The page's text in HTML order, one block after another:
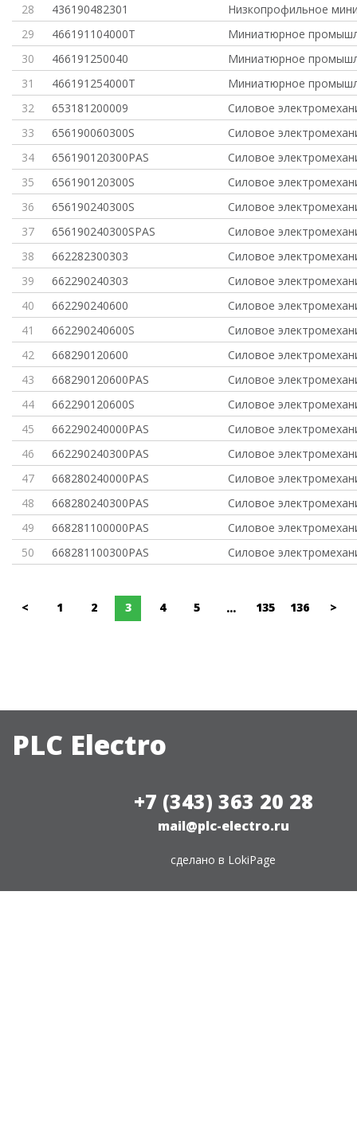
28
436190482301
Низкопрофильное
29
466191104000T
Миниатюрное
30
466191250040
Миниатюрное
31
466191254000T
Миниатюрное
32
653181200009
Силовое
33
656190060300S
Силовое
34
656190120300PAS
Силовое
35
656190120300S
Силовое
36
656190240300S
Силовое
37
656190240300SPAS
Силовое
38
662282300303
Силовое
39
662290240303
Силовое
40
662290240600
Силовое
41
662290240600S
Силовое
42
668290120600
Силовое
43
668290120600PAS
Силовое
44
662290120600S
Силовое
45
662290240000PAS
Силовое
46
662290240300PAS
Силовое
47
668280240000PAS
Силовое
48
668280240300PAS
Силовое
49
668281100000PAS
Силовое
50
668281100300PAS Силовое
< 1 2 3 4 5 ... 135 136 >
PLC Electro
+7 (343) 363 20 28
mail@plc-electro.ru
сделано в LokiPage